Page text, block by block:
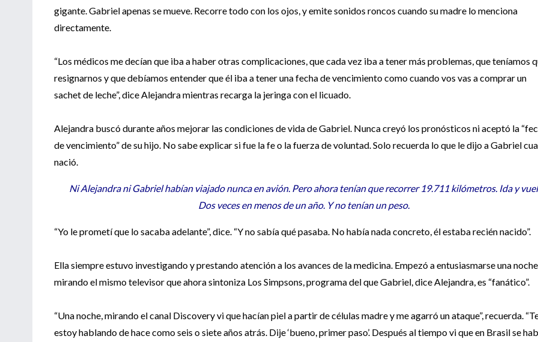
gigante. Gabriel apenas se mueve. Recorre todo con los ojos, y emite sonidos roncos cuando su madre lo menciona
directamente.
“Los médicos me decían que iba a haber otras complicaciones, que cada vez iba a tener más problemas, que teníamos
resignarnos y que debíamos entender que él iba a tener una fecha de vencimiento como cuando vos vas a comprar un
sachet de leche”, dice Alejandra mientras recarga la jeringa con el licuado.
Alejandra buscó durante años mejorar las condiciones de vida de Gabriel. Nunca creyó los pronósticos ni aceptó la
de vencimiento” de su hijo. No sabe explicar si fue la fe o la fuerza de voluntad. Solo recuerda lo que le dijo a Gabriel
nació.
Ni Alejandra ni Gabriel habían viajado nunca en avión. Pero ahora tenían que recorrer 19.711 kilómetros. Ida y
Dos veces en menos de un año. Y no tenían un peso.
“Yo le prometí que lo sacaba adelante”, dice. “Y no sabía qué pasaba. No había nada concreto, él estaba recién nacido”.
Ella siempre estuvo investigando y prestando atención a los avances de la medicina. Empezó a entusiasmarse una
mirando el mismo televisor que ahora sintoniza Los Simpsons, programa del que Gabriel, dice Alejandra, es “fanático”.
“Una noche, mirando el canal Discovery vi que hacían piel a partir de células madre y me agarró un ataque”, recuerda.
estoy hablando de hace como seis o siete años atrás. Dije ‘bueno, primer paso’. Después al tiempo vi que en Brasil se